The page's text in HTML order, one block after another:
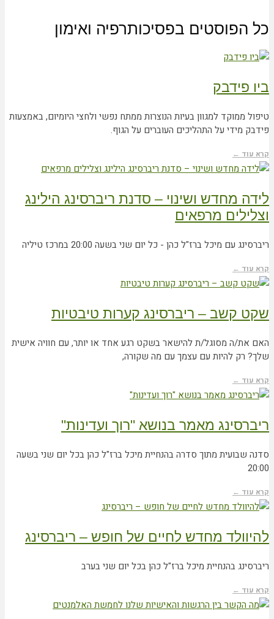
כל הפוסטים בפסיכותרפיה ואימון
ביו פידבק
טיפול ממוקד למגוון בעיות הנוצרות ממתח נפשי ולחצי היומיום, באמצעות
פידבק מידי על התהליכים העוברים על הגוף.
קרא עוד ←
לידה מחדש ושינוי – סדנת ריברסינג הילינג
וצלילים מרפאים
ריברסינג עם מיכל ברז"ל כהן - כל יום שני בשעה 20:00 במרכז טיליה
קרא עוד ←
שקט קשב – ריברסינג קערות טיבטיות
האם את/ה מסוגל/ת להישאר בשקט רגע אחד או יותר, עם חוויה אישית
שלך? רק להיות עם עצמך עם מה שקורה,
קרא עוד ←
ריברסינג מאמר בנושא "רוך ועדינות"
סדנה שבועית מתוך סדרה בהנחיית מיכל ברז"ל כהן בכל יום שני בשעה
20:00
קרא עוד ←
להיוולד מחדש לחיים של חופש – ריברסינג
ריברסינג בהנחיית מיכל ברז"ל כהן בכל יום שני בערב
קרא עוד ←